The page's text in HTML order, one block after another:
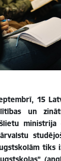
15
un
ministrija
tiks